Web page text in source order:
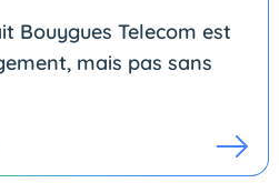
Bouygues Telecom est
mais pas sans